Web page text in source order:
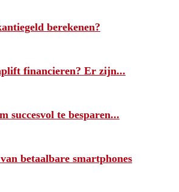
berekenen?
financieren? Er zijn...
succesvol te besparen...
betaalbare smartphones